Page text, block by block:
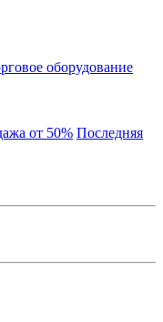
оборудование
от 50% Последняя